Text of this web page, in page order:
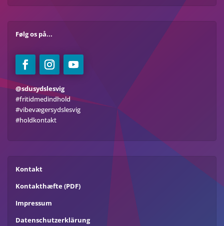
Følg os på...
@sdusydslesvig
#fritidmedindhold
#vibevægersydslesvig
#holdkontakt
Kontakt
Kontakthæfte (PDF)
Impressum
Datenschutzerklärung